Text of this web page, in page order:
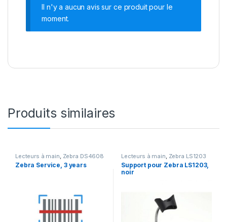
Il n'y a aucun avis sur ce produit pour le
moment.
Produits similaires
Lecteurs à main Zebra DS4608
Zebra Service, 3 years
Lecteurs à main Zebra LS1203
Support pour Zebra LS1203,
noir